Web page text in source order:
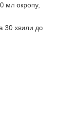
мл окропу,
30 хвили до